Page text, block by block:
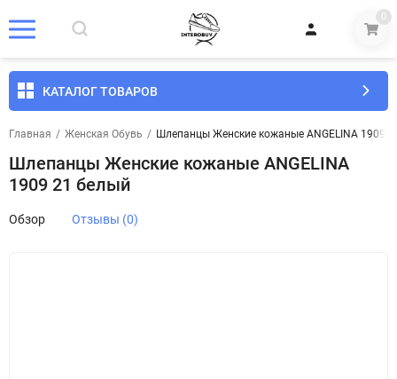
0
КАТАЛОГ ТОВАРОВ
Главная / Женская Обувь / Шлепанцы Женские кожаные ANGELINA 1909
Шлепанцы Женские кожаные ANGELINA
1909 21 белый
Обзор Отзывы (0)